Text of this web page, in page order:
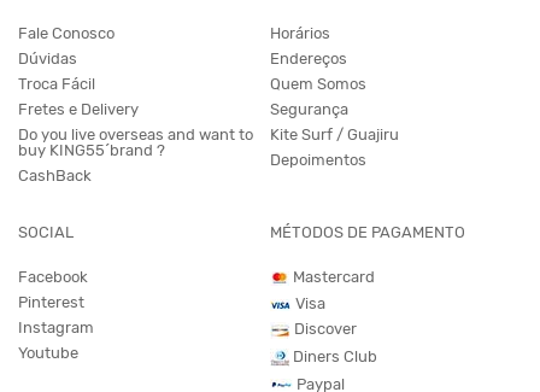
Fale Conosco
Dúvidas
Troca Fácil
Fretes e Delivery
Do you live overseas and want to
buy KING55´brand ?
CashBack
Horários
Endereços
Quem Somos
Segurança
Kite Surf / Guajiru
Depoimentos
SOCIAL
Facebook
Pinterest
Instagram
Youtube
MÉTODOS DE PAGAMENTO
Mastercard
Visa
Discover
Diners Club
Paypal